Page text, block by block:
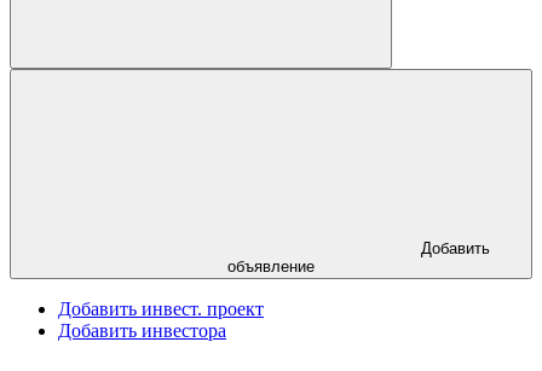
объявление
Добавить инвест. проект
Добавить инвестора